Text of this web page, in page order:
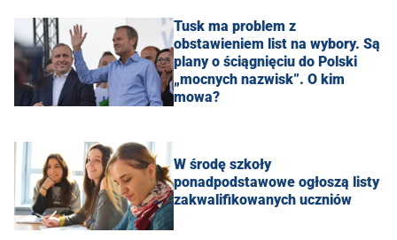
Tusk ma problem z
obstawieniem list na wybory. Są
plany o ściągnięciu do Polski
„mocnych nazwisk”. O kim
mowa?
W środę szkoły
ponadpodstawowe ogłoszą listy
zakwalifikowanych uczniów